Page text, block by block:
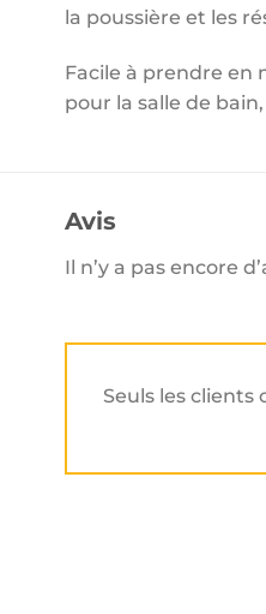
la poussière et les
Facile à prendre en
pour la salle de
Avis
Il n’y a pas encore
Seuls les